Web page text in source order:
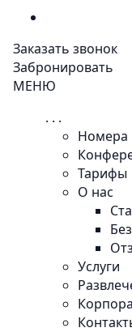
Заказать звонок
Забронировать
МЕНЮ
. . .
Номера
Тарифы
О нас
Услуги